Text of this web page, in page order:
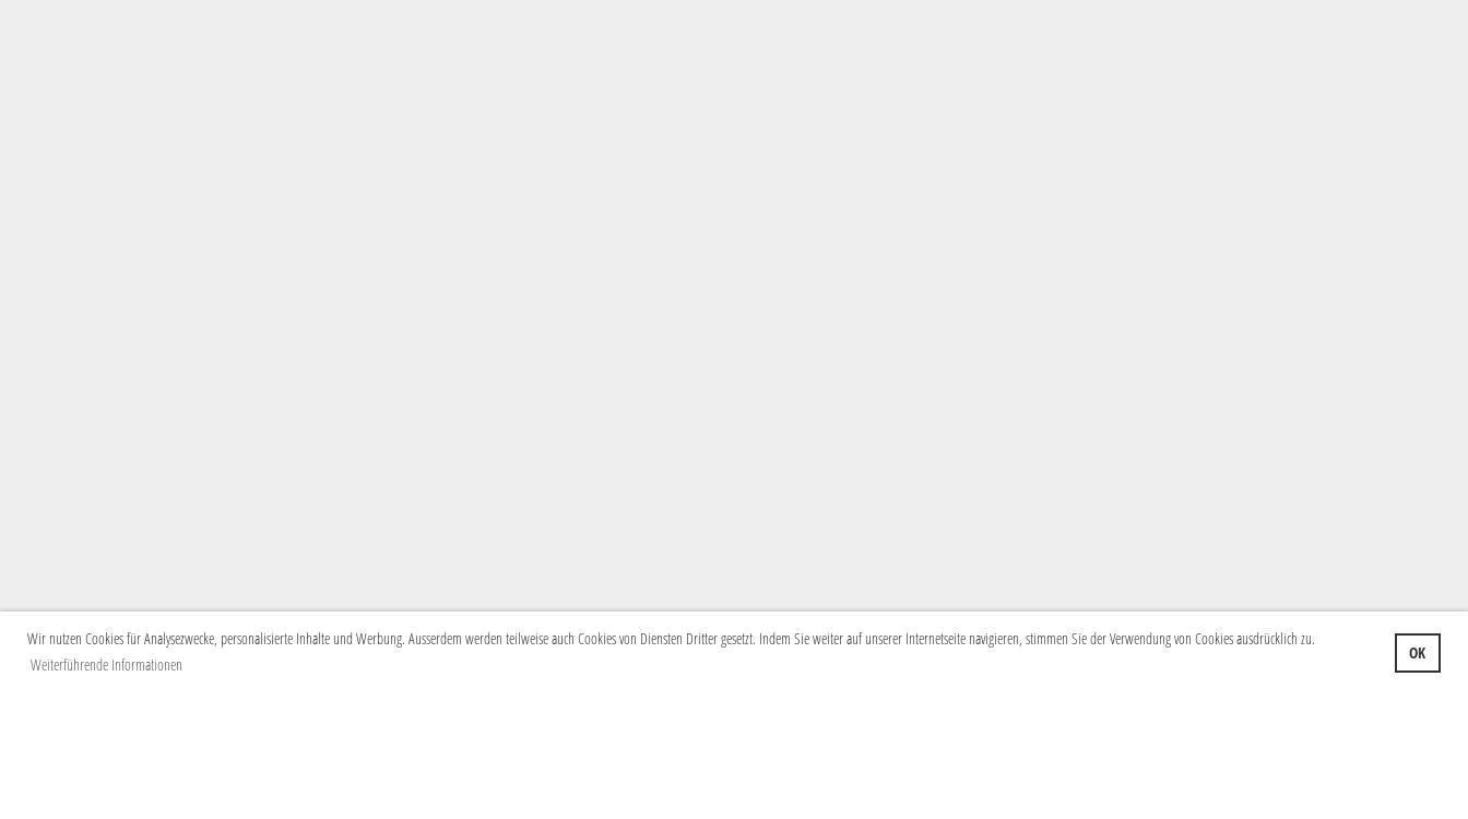
Wir nutzen Cookies für Analysezwecke, personalisierte Inhalte und Werbung. Ausserdem werden teilweise auch Cookies von Diensten Dritter gesetzt. Indem Sie weiter auf unserer Internetseite navigieren, stimmen Sie der Verwendung von Cookies ausdrücklich zu.
Weiterführende Informationen
OK